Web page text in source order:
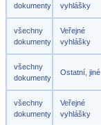
dokumenty
vyhlášky
všechny
dokumenty
Veřejné
vyhlášky
všechny
dokumenty
Ostatní, jiné
všechny
dokumenty
Veřejné
vyhlášky